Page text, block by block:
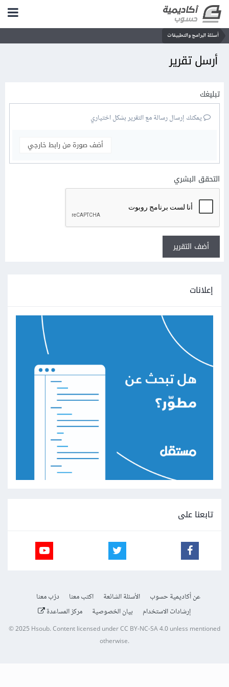
أسئلة البرامج والتطبيقات
أرسل تقرير
تبليغك
يمكنك إرسال رسالة مع التقرير بشكل اختياري
أضف صورة من رابط خارجي
التحقق البشري
أضف التقرير
إعلانات
تابعنا على
عن أكاديمية حسوب الأسئلة الشائعة اكتب معنا
درّب معنا
إرشادات الاستخدام
بيان الخصوصية مركز المساعدة
© 2025 Hsoub.Content licensed underCC BY-NC-SA 4.0unless mentioned
otherwise.